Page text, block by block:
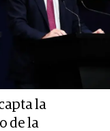
la
de la